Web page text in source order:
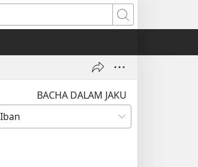
Search
BACHA DALAM JAKU